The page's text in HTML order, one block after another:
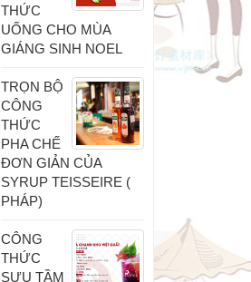
THỨC
UỐNG CHO MÙA
GIÁNG SINH NOEL
TRỌN BỘ
CÔNG
THỨC
PHA CHẾ
ĐƠN GIẢN CỦA
SYRUP TEISSEIRE (
PHÁP)
CÔNG
THỨC
SƯU TẦM